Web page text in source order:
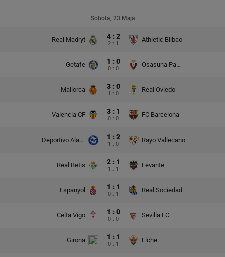
Sobota, 23 Maja
Real Madryt 4 : 2
2 : 1
Athletic Bilbao
Getafe 1 : 0
0 : 0
Osasuna Pampeluna
Mallorca 3 : 0
1 : 0
Real Oviedo
Valencia CF 3 : 1
0 : 0
FC Barcelona
Deportivo Alaves 1 : 2
1 : 0
Rayo Vallecano
Real Betis 2 : 1
1 : 1
Levante
Espanyol 1 : 1
0 : 1
Real Sociedad
Celta Vigo 1 : 0
0 : 0
Sevilla FC
Girona 1 : 1
0 : 1
Elche